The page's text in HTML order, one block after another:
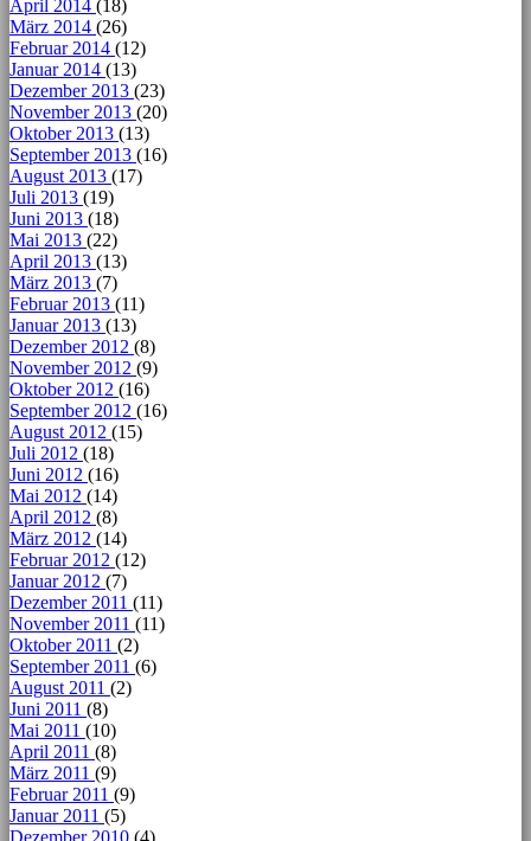
April 2014 (18)
März 2014 (26)
Februar 2014 (12)
Januar 2014 (13)
Dezember 2013 (23)
November 2013 (20)
Oktober 2013 (13)
September 2013 (16)
August 2013 (17)
Juli 2013 (19)
Juni 2013 (18)
Mai 2013 (22)
April 2013 (13)
März 2013 (7)
Februar 2013 (11)
Januar 2013 (13)
Dezember 2012 (8)
November 2012 (9)
Oktober 2012 (16)
September 2012 (16)
August 2012 (15)
Juli 2012 (18)
Juni 2012 (16)
Mai 2012 (14)
April 2012 (8)
März 2012 (14)
Februar 2012 (12)
Januar 2012 (7)
Dezember 2011 (11)
November 2011 (11)
Oktober 2011 (2)
September 2011 (6)
August 2011 (2)
Juni 2011 (8)
Mai 2011 (10)
April 2011 (8)
März 2011 (9)
Februar 2011 (9)
Januar 2011 (5)